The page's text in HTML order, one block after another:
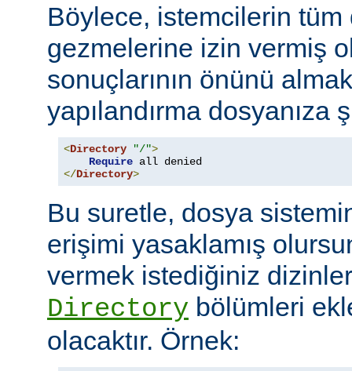
Böylece, istemcilerin
gezmelerine izin vermiş
sonuçlarının önünü
yapılandırma dosyanıza
<Directory "/">
Require
</Directory>
Bu suretle, dosya
erişimi yasaklamış
vermek istediğiniz
Directory bölümleri
olacaktır. Örnek: